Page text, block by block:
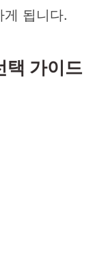
됩니다.
택 가이드